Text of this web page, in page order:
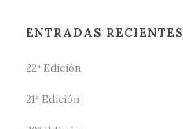
ENTRADAS RECIENTES
22ª Edición
21ª Edición